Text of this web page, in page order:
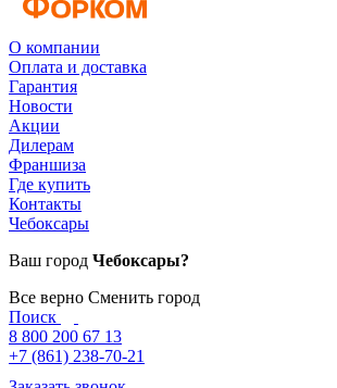
О компании
Оплата и доставка
Гарантия
Новости
Акции
Дилерам
Франшиза
Где купить
Контакты
Чебоксары
Ваш город Чебоксары?
Все верно Сменить город
Поиск
8 800 200 67 13
+7 (861) 238-70-21